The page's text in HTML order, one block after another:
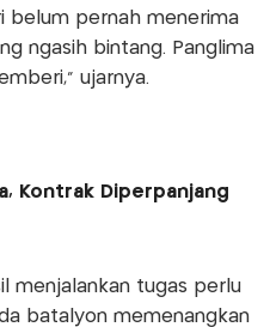
belum pernah menerima
ngasih bintang. Panglima
ujarnya.
Kontrak Diperpanjang
menjalankan tugas perlu
batalyon memenangkan